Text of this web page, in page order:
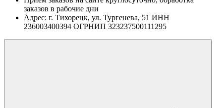
заказов в рабочие дни
Адрес: г. Тихорецк, ул. Тургенева, 51 ИНН
236003400394 ОГРНИП 323237500111295